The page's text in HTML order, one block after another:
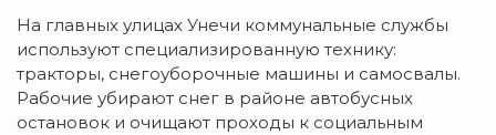
На главных улицах Унечи коммунальные службы
используют специализированную технику:
тракторы, снегоуборочные машины и самосвалы.
Рабочие убирают снег в районе автобусных
остановок и очищают проходы к социальным